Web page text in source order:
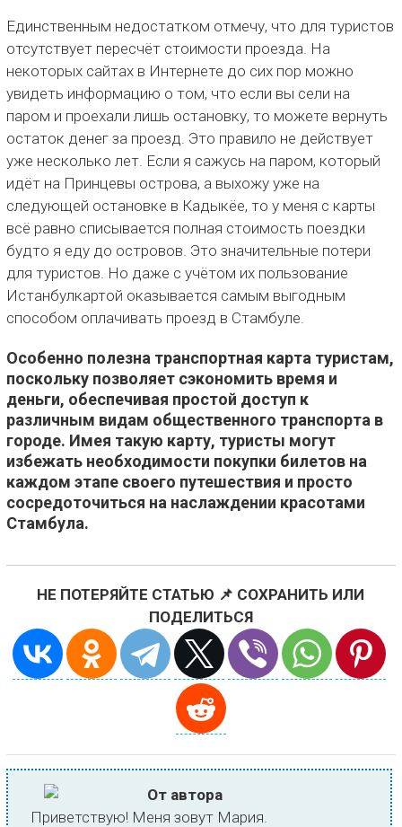
Единственным недостатком отмечу, что для туристов
отсутствует пересчёт стоимости проезда. На
некоторых сайтах в Интернете до сих пор можно
увидеть информацию о том, что если вы сели на
паром и проехали лишь остановку, то можете вернуть
остаток денег за проезд. Это правило не действует
уже несколько лет. Если я сажусь на паром, который
идёт на Принцевы острова, а выхожу уже на
следующей остановке в Кадыкёе, то у меня с карты
всё равно списывается полная стоимость поездки
будто я еду до островов. Это значительные потери
для туристов. Но даже с учётом их пользование
Истанбулкартой оказывается самым выгодным
способом оплачивать проезд в Стамбуле.
Особенно полезна транспортная карта туристам,
поскольку позволяет сэкономить время и
деньги, обеспечивая простой доступ к
различным видам общественного транспорта в
городе. Имея такую карту, туристы могут
избежать необходимости покупки билетов на
каждом этапе своего путешествия и просто
сосредоточиться на наслаждении красотами
Стамбула.
НЕ ПОТЕРЯЙТЕ СТАТЬЮ 📌 СОХРАНИТЬ ИЛИ
ПОДЕЛИТЬСЯ
От автора
Приветствую! Меня зовут Мария.